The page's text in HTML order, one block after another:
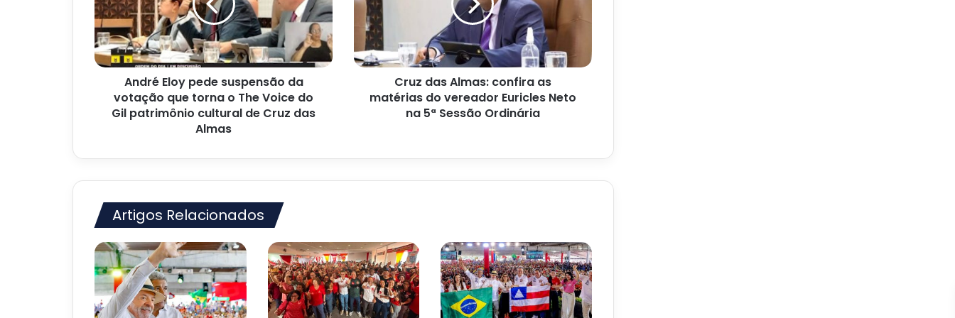
da
votação
que
torna
o
Voice
Cruz
Almas
André Eloy pede suspensão da
votação que torna o The Voice do
Gil patrimônio cultural de Cruz das
Almas
as
matérias
vereador
Euricles
Cruz das Almas: confira as
matérias do vereador Euricles Neto
na 5ª Sessão Ordinária
Artigos Relacionados